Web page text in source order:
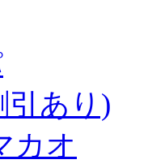
引あり)
カオ